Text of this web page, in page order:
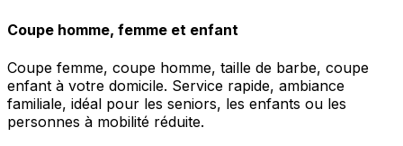
Coupe homme, femme et enfant
Coupe femme, coupe homme, taille de barbe, coupe
enfant à votre domicile. Service rapide, ambiance
familiale, idéal pour les seniors, les enfants ou les
personnes à mobilité réduite.